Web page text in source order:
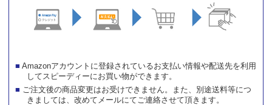
Amazonアカウントに登録されているお支払い情報や配送先を利用
してスピーディーにお買い物ができます。
ご注文後の商品変更はお受けできません。また、別途送料等につ
きましては、改めてメールにてご連絡させて頂きます。